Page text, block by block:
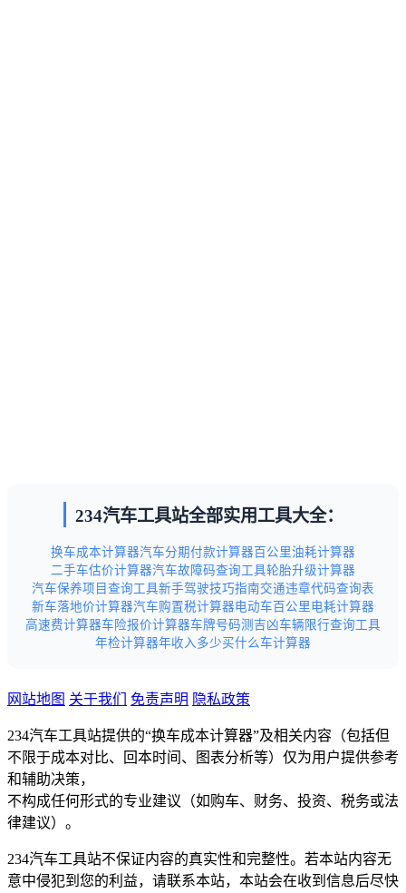
234汽车工具站全部实用工具大全：
换车成本计算器汽车分期付款计算器百公里油耗计算器
二手车估价计算器汽车故障码查询工具轮胎升级计算器
汽车保养项目查询工具新手驾驶技巧指南交通违章代码查询表
新车落地价计算器汽车购置税计算器电动车百公里电耗计算器
高速费计算器车险报价计算器车牌号码测吉凶车辆限行查询工具
年检计算器年收入多少买什么车计算器
网站地图 关于我们 免责声明 隐私政策
234汽车工具站提供的“换车成本计算器”及相关内容（包括但
不限于成本对比、回本时间、图表分析等）仅为用户提供参考
和辅助决策，
不构成任何形式的专业建议（如购车、财务、投资、税务或法
律建议）。
234汽车工具站不保证内容的真实性和完整性。若本站内容无
意中侵犯到您的利益，请联系本站，本站会在收到信息后尽快